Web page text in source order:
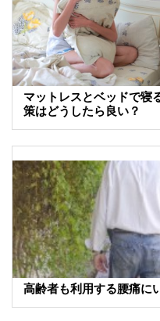
マットレスとベッドで寝
策はどうしたら良い？
高齢者も利用する腰痛に